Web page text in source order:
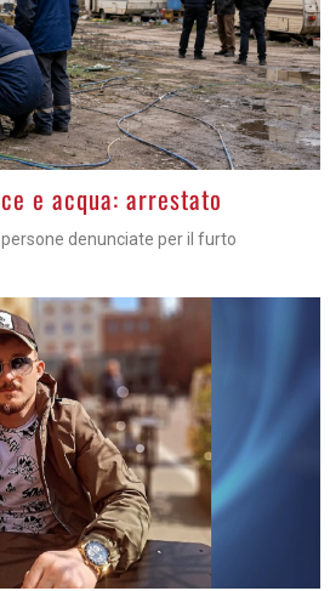
e acqua: arrestato
denunciate per il furto